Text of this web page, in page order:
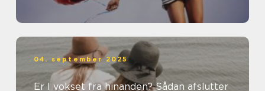
04. september 2025
Er I vokset fra hinanden? Sådan afslutter